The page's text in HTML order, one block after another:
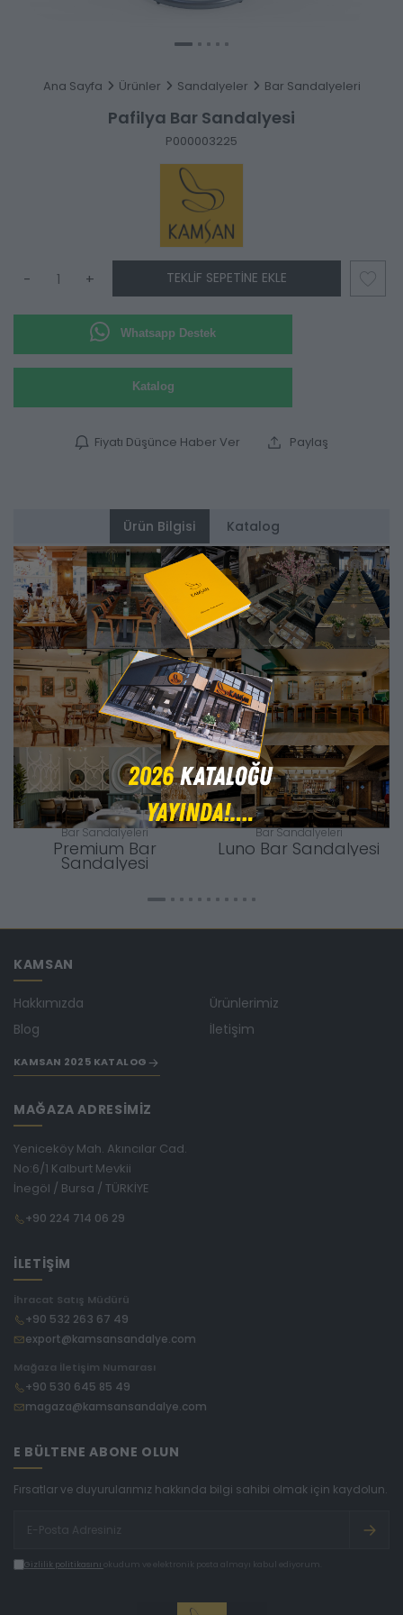
Ana Sayfa Ürünler Sandalyeler Bar Sandalyeleri
Pafilya Bar Sandalyesi
P000003225
- + TEKLIF SEPETINE EKLE
Whatsapp Destek
Katalog
Fiyatı Düşünce Haber Ver Paylaş
Ürün Bilgisi Katalog
Alternatifler
Bar Sandalyeleri
Premium Bar
Sandalyesi
Bar Sandalyeleri
Luno Bar Sandalyesi
KAMSAN
Hakkımızda Ürünlerimiz
Blog İletişim
KAMSAN 2025 KATALOG
MAĞAZA ADRESİMİZ
Yeniceköy Mah. Akıncılar Cad.
No:6/1 Kalburt Mevkii
İnegöl / Bursa / TÜRKİYE
+90 224 714 06 29
İLETİŞİM
İhracat Satış Müdürü
+90 532 263 67 49
export@kamsansandalye.com
Mağaza İletişim Numarası
+90 530 645 85 49
magaza@kamsansandalye.com
E BÜLTENE ABONE OLUN
Fırsatlar ve duyurularımız hakkında bilgi sahibi olmak için kaydolun.
Gizlilik politikasını okudum ve elektronik posta almayı kabul ediyorum.